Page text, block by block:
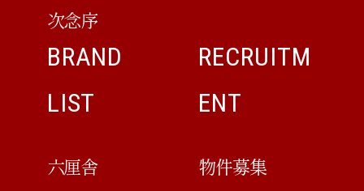
次念序
BRAND
LIST
六厘舎
RECRUITM
ENT
物件募集